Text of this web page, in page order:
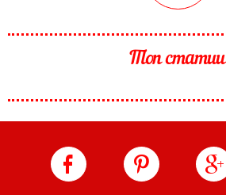
Топ статии